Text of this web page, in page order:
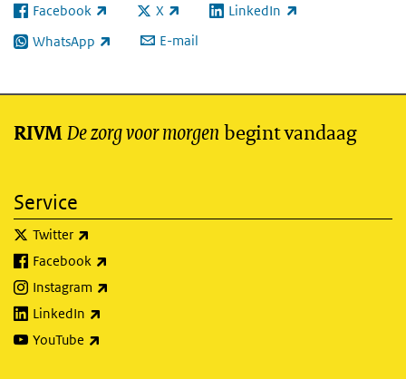
Facebook
(externe link) X
(externe link) LinkedIn
(externe link)
WhatsApp
(externe link) E-mail
RIVM De zorg voor morgen begint vandaag
Service
Twitter
Facebook
Instagram
LinkedIn
YouTube